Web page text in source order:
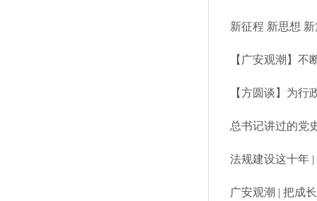
新征程 新思想
【广安观潮】不
【方圆谈】为行
总书记讲过的党
法规建设这十年
广安观潮 | 把成